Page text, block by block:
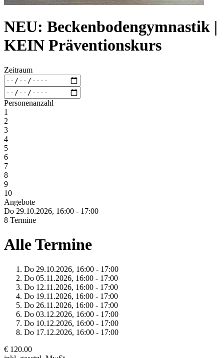
NEU: Beckenbodengymnastik |
KEIN Präventionskurs
Zeitraum
Personenanzahl
1
2
3
4
5
6
7
8
9
10
Angebote
Do 29.10.2026, 16:00 - 17:00
8 Termine
Alle Termine
Do 29.10.2026, 16:00 - 17:00
Do 05.11.2026, 16:00 - 17:00
Do 12.11.2026, 16:00 - 17:00
Do 19.11.2026, 16:00 - 17:00
Do 26.11.2026, 16:00 - 17:00
Do 03.12.2026, 16:00 - 17:00
Do 10.12.2026, 16:00 - 17:00
Do 17.12.2026, 16:00 - 17:00
€ 120.00